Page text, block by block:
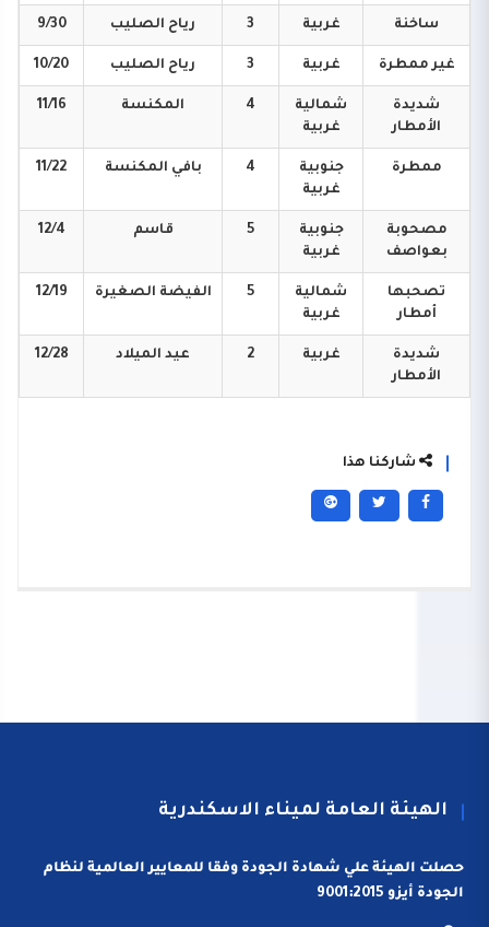
ساخنة غربية 3 رياح الصليب 9/30
غير ممطرة غربية 3 رياح الصليب 10/20
شديدة
الأمطار
شمالية
غربية
4 المكنسة 11/16
ممطرة
جنوبية
غربية
4 بافي المكنسة 11/22
مصحوبة
بعواصف
جنوبية
غربية
5 قاسم 12/4
تصحبها
أمطار
شمالية
غربية
5 الفيضة الصغيرة 12/19
شديدة
الأمطار
غربية 2 عيد الميلاد 12/28
شاركنا هذا
الهيئة العامة لميناء الاسكندرية
حصلت الهيئة علي شهادة الجودة وفقا للمعايير العالمية لنظام
الجودة أيزو 9001:2015